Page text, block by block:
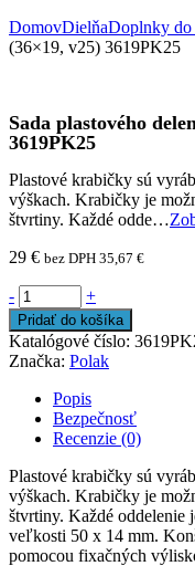
DomovDielňaDoplnky do
(36×19, v25) 3619PK25
Sada plastového
3619PK25
Plastové krabičky sú
výškach. Krabičky je
štvrtiny. Každé odde…
29 € bez DPH 35,67 €
- +
Pridať do košíka
Katalógové číslo:
Značka: Polak
Popis
Bezpečnosť
Recenzie (0)
Plastové krabičky sú
výškach. Krabičky je
štvrtiny. Každé oddelenie
veľkosti 50 x 14 mm.
pomocou fixačných